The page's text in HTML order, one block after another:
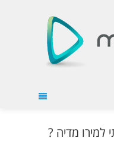
מדיה ?